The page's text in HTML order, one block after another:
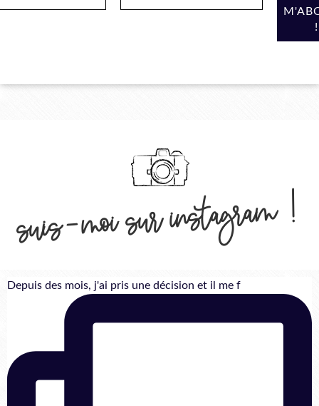
suis-moi sur instagram !
Depuis des mois, j'ai pris une décision et il me f